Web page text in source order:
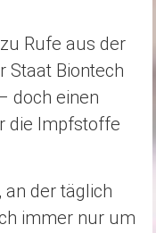
Rufe aus der
Staat Biontech
doch einen
die Impfstoffe
an der täglich
immer nur um